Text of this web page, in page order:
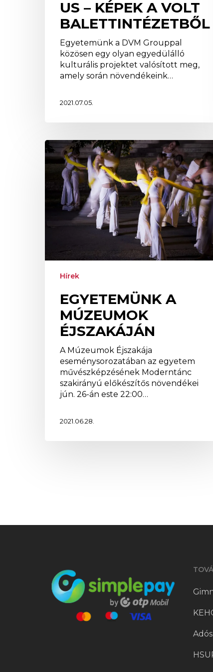
US – KÉPEK A VOLT
BALETTINTÉZETBŐL
Egyetemünk a DVM Grouppal
közösen egy olyan egyedülálló
kulturális projektet valósított meg,
amely során növendékeink…
2021.07.05.
Egyetemünk
a
Múzeumok
Éjszakáján
Hírek
EGYETEMÜNK A
MÚZEUMOK
ÉJSZAKÁJÁN
A Múzeumok Éjszakája
eseménysorozatában az egyetem
művészképzésének Moderntánc
szakirányú előkészítős növendékei
jún. 26-án este 22:00…
2021.06.28.